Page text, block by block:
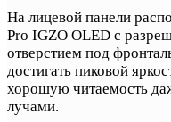
На лицевой панели
Pro IGZO OLED с
отверстием под
достигать пиковой
хорошую читаемость
лучами.